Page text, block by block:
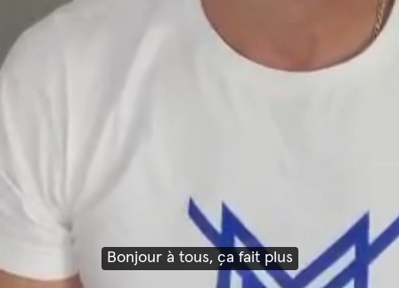
Bonjour à tous, ça fait plus